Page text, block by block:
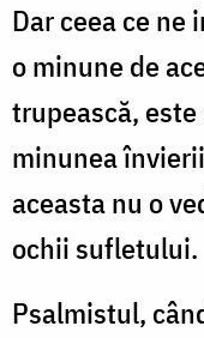
Dar ceea ce ne
o minune de
trupească,
minunea
aceasta nu o
ochii sufletului.
Psalmistul,